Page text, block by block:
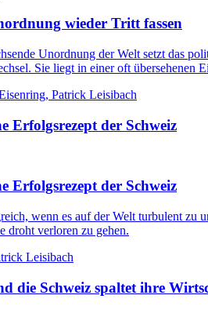
wieder Tritt fassen
Unordnung der Welt setzt das
Sie liegt in einer oft übersehenen
Patrick Leisibach
Erfolgsrezept der Schweiz
Erfolgsrezept der Schweiz
wenn es auf der Welt turbulent zu
droht verloren zu gehen.
Leisibach
die Schweiz spaltet ihre